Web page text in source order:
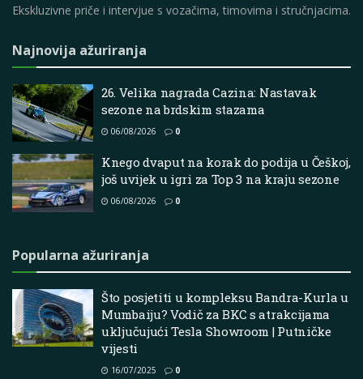
Ekskluzivne priče i intervjue s vozačima, timovima i stručnjacima.
Najnovija ažuriranja
26. Velika nagrada Cazina: Nastavak
sezone na brdskim stazama
06/08/2026 0
Knego dvaput na korak do podija u Češkoj,
još uvijek u igri za Top 3 na kraju sezone
06/08/2026 0
Popularna ažuriranja
Što posjetiti u kompleksu Bandra-Kurla u
Mumbaiju? Vodič za BKC s atrakcijama
uključujući Tesla Showroom | Putničke
vijesti
16/07/2025 0